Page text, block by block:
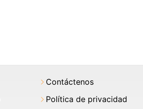
Contáctenos
Política de privacidad